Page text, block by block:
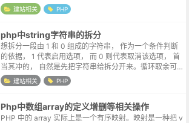
文件后很多案例多少有几个类不能正确被加载，最终是直
接找到该类手动引入...
建站相关 PHP
php中string字符串的拆分
想拆分一段由 1 和 0 组成的字符串， 作为一个条件判断
的依据， 1 代表启用选项， 而 0 则代表取消该选项， 首
当其冲的， 自然是先把字符串给拆分开来。循环取余可
以利用循环取余依次加入数组；$num = 1234567; $re...
建站相关 PHP
Php中数组array的定义增删等相关操作
PHP 中的 array 实际上是一个有序映射。映射是一种把 v